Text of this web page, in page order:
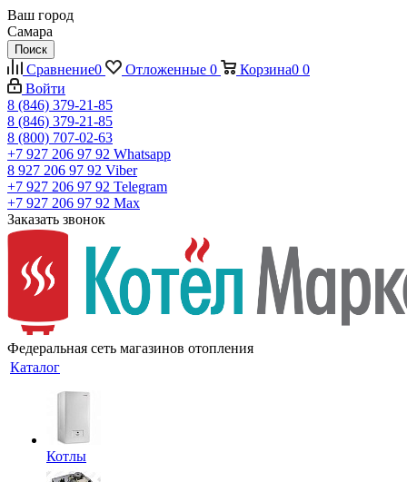
Ваш город
Самара
Поиск
Сравнение0 Отложенные 0 Корзина0 0
Войти
8 (846) 379-21-85
8 (846) 379-21-85
8 (800) 707-02-63
+7 927 206 97 92 Whatsapp
8 927 206 97 92 Viber
+7 927 206 97 92 Telegram
+7 927 206 97 92 Max
Заказать звонок
Федеральная сеть магазинов отопления
Каталог
Котлы